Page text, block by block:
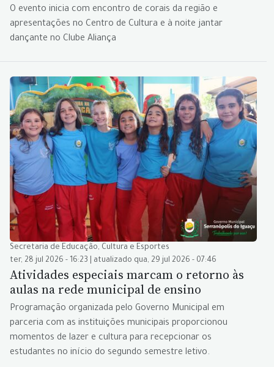
O evento inicia com encontro de corais da região e
apresentações no Centro de Cultura e à noite jantar
dançante no Clube Aliança
Secretaria de Educação, Cultura e Esportes
ter, 28 jul 2026 - 16:23 | atualizado qua, 29 jul 2026 - 07:46
Atividades especiais marcam o retorno às
aulas na rede municipal de ensino
Programação organizada pelo Governo Municipal em
parceria com as instituições municipais proporcionou
momentos de lazer e cultura para recepcionar os
estudantes no início do segundo semestre letivo.